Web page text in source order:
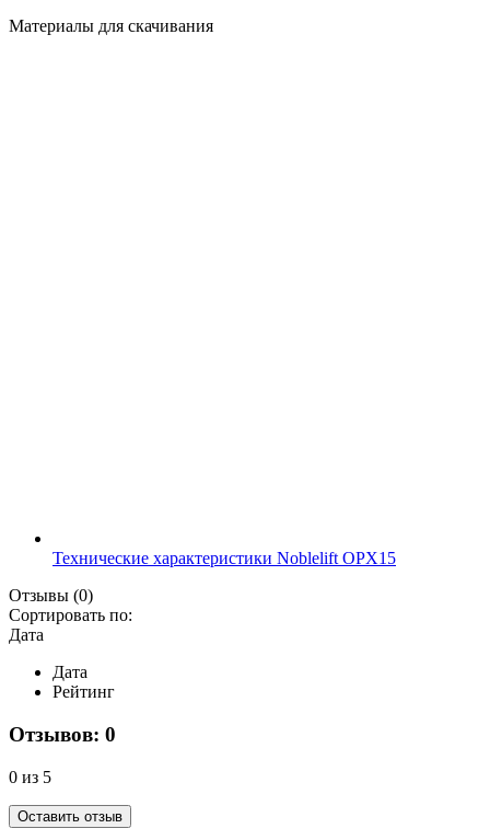
Материалы для скачивания
Технические характеристики Noblelift OPX15
Отзывы (0)
Сортировать по:
Дата
Дата
Рейтинг
Отзывов: 0
0 из 5
Оставить отзыв